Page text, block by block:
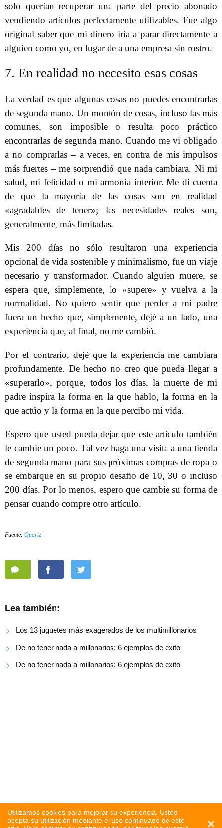
Utilizamos cookies para mejorar su experiencia. Usted
acepta su utilización mediante el uso continuado de este
×
solo querían recuperar una parte del precio abonado
vendiendo artículos perfectamente utilizables. Fue algo
original saber que mi dinero iría a parar directamente a
alguien como yo, en lugar de a una empresa sin rostro.
7. En realidad no necesito esas cosas
La verdad es que algunas cosas no puedes encontrarlas
de segunda mano. Un montón de cosas, incluso las más
comunes, son imposible o resulta poco práctico
encontrarlas de segunda mano. Cuando me vi obligado
a no comprarlas – a veces, en contra de mis impulsos
más fuertes – me sorprendió que nada cambiara. Ni mi
salud, mi felicidad o mi armonía interior. Me di cuenta
de que la mayoría de las cosas son en realidad
«agradables de tener»; las necesidades reales son,
generalmente, más limitadas.
Mis 200 días no sólo resultaron una experiencia
opcional de vida sostenible y minimalismo, fue un viaje
necesario y transformador. Cuando alguien muere, se
espera que, simplemente, lo «supere» y vuelva a la
normalidad. No quiero sentir que perder a mi padre
fuera un hecho que, simplemente, dejé a un lado, una
experiencia que, al final, no me cambió.
Por el contrario, dejé que la experiencia me cambiara
profundamente. De hecho no creo que pueda llegar a
«superarlo», porque, todos los días, la muerte de mi
padre inspira la forma en la que hablo, la forma en la
que actúo y la forma en la que percibo mi vida.
Espero que usted pueda dejar que este artículo también
le cambie un poco. Tal vez haga una visita a una tienda
de segunda mano para sus próximas compras de ropa o
se embarque en su propio desafío de 10, 30 o incluso
200 días. Por lo menos, espero que cambie su forma de
pensar cuando compre otro artículo.
Fuente: Quartz
Lea también:
Los 13 juguetes más exagerados de los multimillonarios
De no tener nada a millonarios: 6 ejemplos de éxito
De no tener nada a millonarios: 6 ejemplos de éxito